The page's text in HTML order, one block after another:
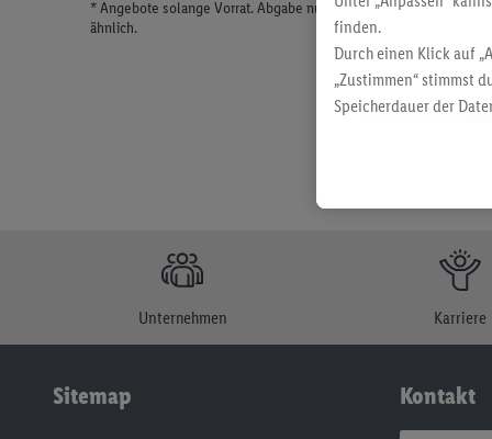
* Angebote solange Vorrat. Abgabe nur in haushaltsüblichen
ähnlich.
Unternehmen Karriere
Sitemap Kontakt
finden.
Durch einen Klick auf
„Zustimmen“ stimmst
Speicherdauer der